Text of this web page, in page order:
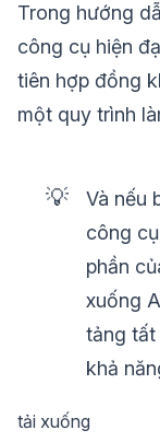
Trong hướng
công cụ hiện
tiên hợp đồng
một quy trình
💡
Và nếu
công
phần
xuống
tảng tất
khả
tải xuống